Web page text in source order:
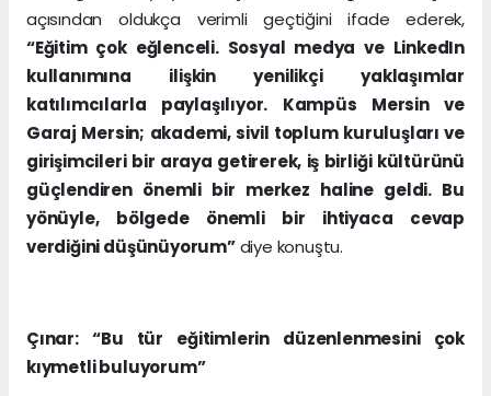
açısından oldukça verimli geçtiğini ifade ederek,
“Eğitim çok eğlenceli. Sosyal medya ve LinkedIn
kullanımına ilişkin yenilikçi yaklaşımlar
katılımcılarla paylaşılıyor. Kampüs Mersin ve
Garaj Mersin; akademi, sivil toplum kuruluşları ve
girişimcileri bir araya getirerek, iş birliği kültürünü
güçlendiren önemli bir merkez haline geldi. Bu
yönüyle, bölgede önemli bir ihtiyaca cevap
verdiğini düşünüyorum”diye konuştu.
Çınar: “Bu tür eğitimlerin düzenlenmesini çok
kıymetli buluyorum”